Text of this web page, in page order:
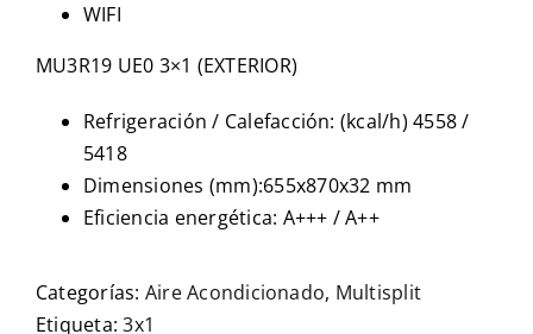
WIFI
MU3R19 UE0 3×1 (EXTERIOR)
Refrigeración / Calefacción: (kcal/h) 4558 /
5418
Dimensiones (mm):655x870x32 mm
Eficiencia energética: A+++ / A++
Categorías: Aire Acondicionado, Multisplit
Etiqueta:3x1